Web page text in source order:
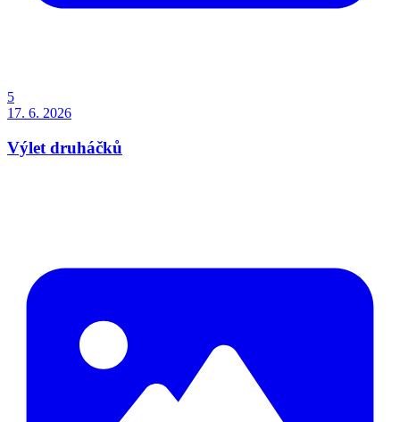
5
17. 6. 2026
Výlet druháčků